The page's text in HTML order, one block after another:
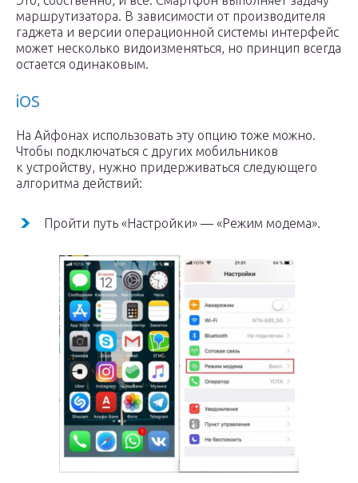
маршрутизатора. В зависимости от производителя
гаджета и версии операционной системы интерфейс
может несколько видоизменяться, но принцип всегда
остается одинаковым.
iOS
На Айфонах использовать эту опцию тоже можно.
Чтобы подключаться с других мобильников
к устройству, нужно придерживаться следующего
алгоритма действий:
Пройти путь «Настройки» — «Режим модема».